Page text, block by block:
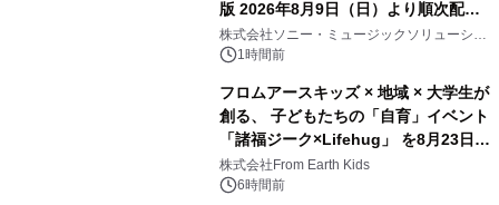
版 2026年8月9日（日）より順次配信
開始
株式会社ソニー・ミュージックソリューショ
ンズ1時間前
フロムアースキッズ × 地域 × 大学生が
創る、 子どもたちの「自育」イベント
「諸福ジーク×Lifehug」 を8月23日
(日)開催
株式会社From Earth Kids
6時間前